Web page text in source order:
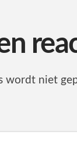
wordt niet